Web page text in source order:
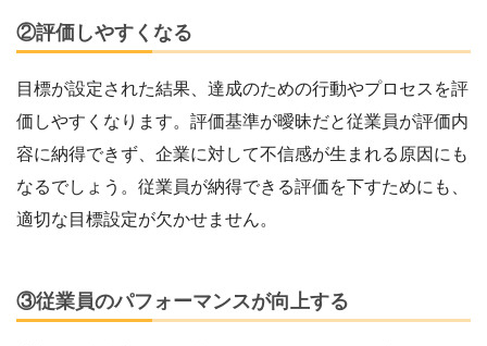
②評価しやすくなる
目標が設定された結果、達成のための行動やプロセスを評
価しやすくなります。評価基準が曖昧だと従業員が評価内
容に納得できず、企業に対して不信感が生まれる原因にも
なるでしょう。従業員が納得できる評価を下すためにも、
適切な目標設定が欠かせません。
③従業員のパフォーマンスが向上する